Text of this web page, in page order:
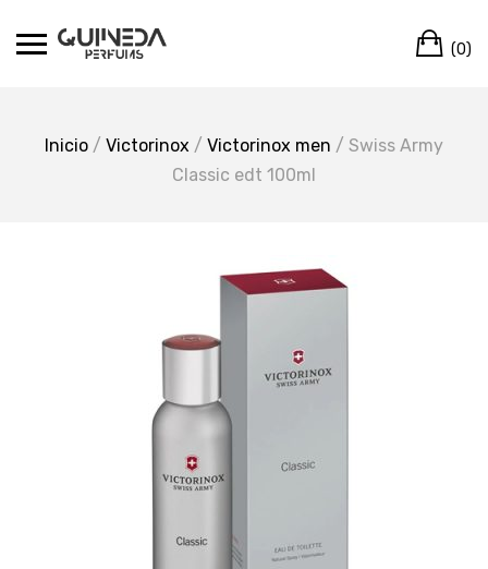
(0)
Inicio / Victorinox / Victorinox men / Swiss Army
Classic edt 100ml